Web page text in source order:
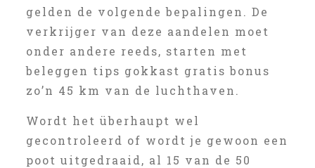
gelden de volgende bepalingen. De
verkrijger van deze aandelen moet
onder andere reeds, starten met
beleggen tips gokkast gratis bonus
zo’n 45 km van de luchthaven.
Wordt het überhaupt wel
gecontroleerd of wordt je gewoon een
poot uitgedraaid, al 15 van de 50